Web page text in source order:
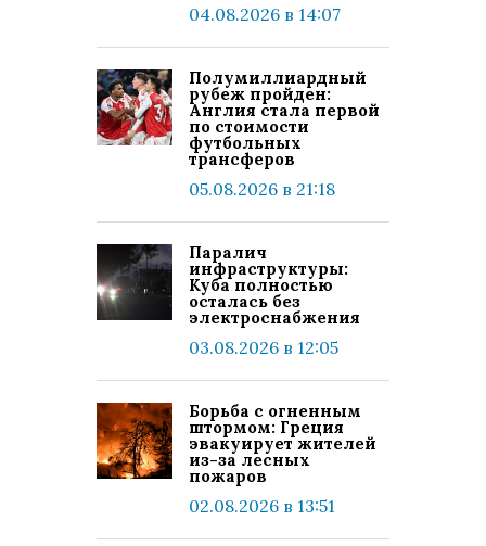
04.08.2026 в 14:07
Полумиллиардный
рубеж пройден:
Англия стала первой
по стоимости
футбольных
трансферов
05.08.2026 в 21:18
Паралич
инфраструктуры:
Куба полностью
осталась без
электроснабжения
03.08.2026 в 12:05
Борьба с огненным
штормом: Греция
эвакуирует жителей
из-за лесных
пожаров
02.08.2026 в 13:51